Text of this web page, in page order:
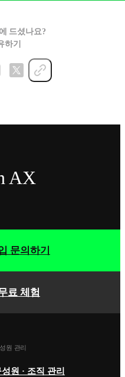
드셨나요?
하기
AX
료 체험
문의하기
원 관리
성원 · 조직 관리